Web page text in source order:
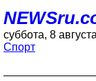
суббота, 8
Спорт